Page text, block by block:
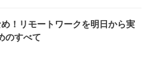
！リモートワークを明日から実
のすべて